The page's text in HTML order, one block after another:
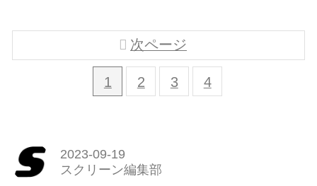
1 2 3 4
次ページ
2023-09-19
スクリーン編集部